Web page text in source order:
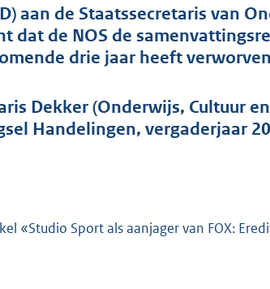
t
a
n
s
t
aan de Staatssecretaris van
dat de NOS de
drie jaar heeft
Dekker (Onderwijs, Cultuur
Handelingen, vergaderjaar
«Studio Sport als aanjager van FOX: